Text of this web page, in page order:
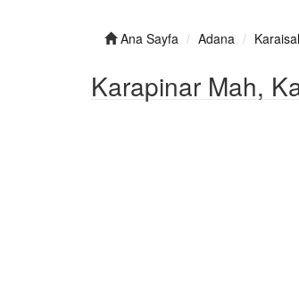
Ana Sayfa Adana
Karapinar Mah,